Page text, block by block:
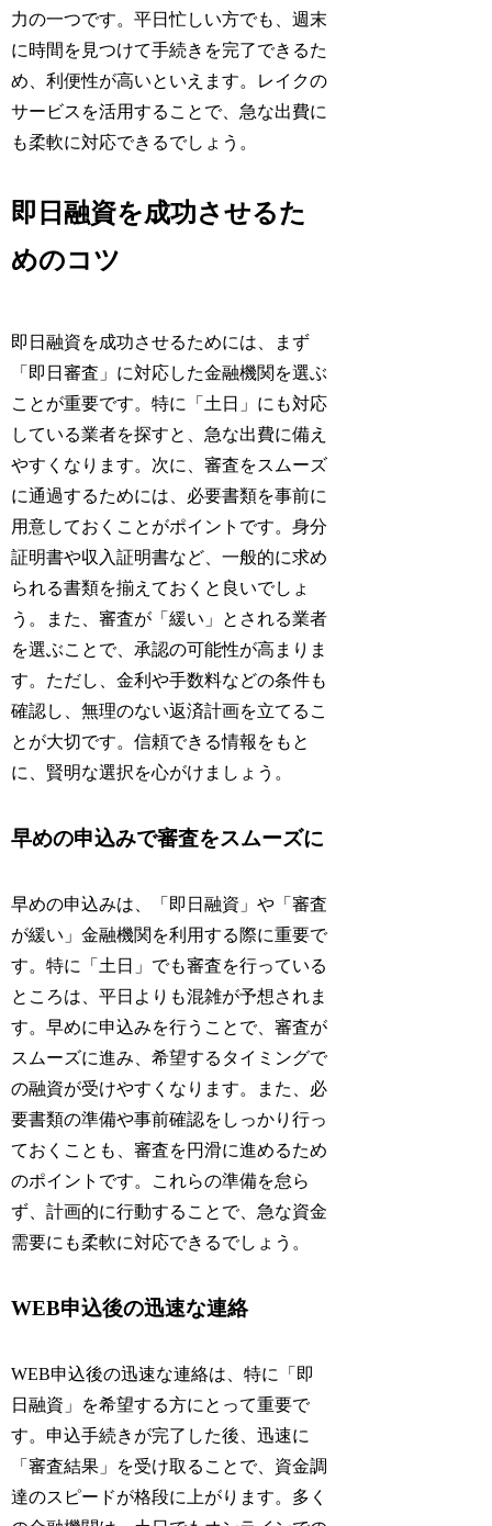
力の一つです。平日忙しい方でも、週末
に時間を見つけて手続きを完了できるた
め、利便性が高いといえます。レイクの
サービスを活用することで、急な出費に
も柔軟に対応できるでしょう。
即日融資を成功させるた
めのコツ
即日融資を成功させるためには、まず
「即日審査」に対応した金融機関を選ぶ
ことが重要です。特に「土日」にも対応
している業者を探すと、急な出費に備え
やすくなります。次に、審査をスムーズ
に通過するためには、必要書類を事前に
用意しておくことがポイントです。身分
証明書や収入証明書など、一般的に求め
られる書類を揃えておくと良いでしょ
う。また、審査が「緩い」とされる業者
を選ぶことで、承認の可能性が高まりま
す。ただし、金利や手数料などの条件も
確認し、無理のない返済計画を立てるこ
とが大切です。信頼できる情報をもと
に、賢明な選択を心がけましょう。
早めの申込みで審査をスムーズに
早めの申込みは、「即日融資」や「審査
が緩い」金融機関を利用する際に重要で
す。特に「土日」でも審査を行っている
ところは、平日よりも混雑が予想されま
す。早めに申込みを行うことで、審査が
スムーズに進み、希望するタイミングで
の融資が受けやすくなります。また、必
要書類の準備や事前確認をしっかり行っ
ておくことも、審査を円滑に進めるため
のポイントです。これらの準備を怠ら
ず、計画的に行動することで、急な資金
需要にも柔軟に対応できるでしょう。
WEB申込後の迅速な連絡
WEB申込後の迅速な連絡は、特に「即
日融資」を希望する方にとって重要で
す。申込手続きが完了した後、迅速に
「審査結果」を受け取ることで、資金調
達のスピードが格段に上がります。多く